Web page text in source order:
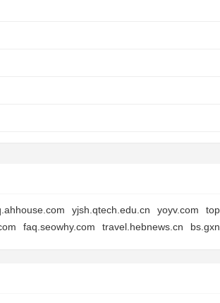
yjsh.qtech.edu.cn yoyv.com
faq.seowhy.com travel.hebnews.cn